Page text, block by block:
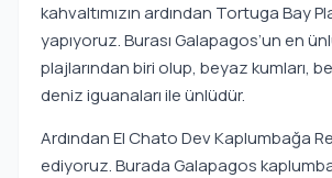
kahvaltımızın ardından Tortuga Bay
yapıyoruz. Burası Galapagos’un en
plajlarından biri olup, beyaz kumları,
deniz iguanaları ile ünlüdür.
Ardından El Chato Dev Kaplumbağa
ediyoruz. Burada Galapagos